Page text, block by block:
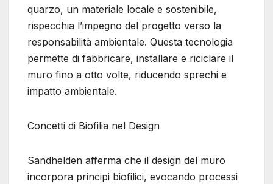
quarzo, un materiale locale e sostenibile,
rispecchia l’impegno del progetto verso la
responsabilità ambientale. Questa tecnologia
permette di fabbricare, installare e riciclare il
muro fino a otto volte, riducendo sprechi e
impatto ambientale.
Concetti di Biofilia nel Design
Sandhelden afferma che il design del muro
incorpora principi biofilici, evocando processi